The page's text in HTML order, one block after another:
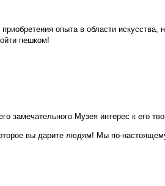
опыта в области
пешком!
Музея интерес к его
вы дарите людям! Мы по-